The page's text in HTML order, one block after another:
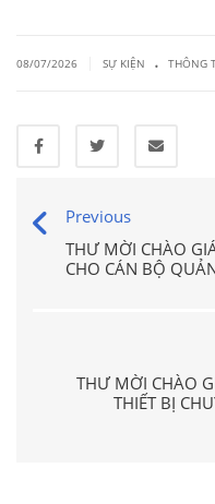
08/07/2026 SỰ KIỆN . THÔNG
Previous
THƯ MỜI CHÀO
CHO CÁN BỘ
THƯ MỜI CHÀO
THIẾT BỊ